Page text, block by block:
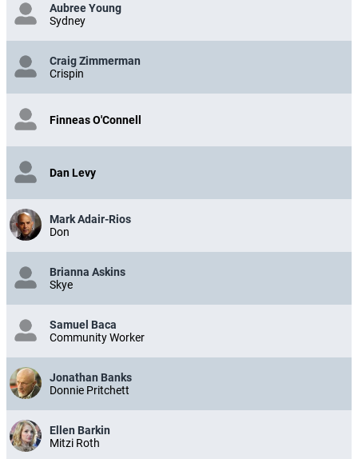
Aubree Young
Sydney
Craig Zimmerman
Crispin
Finneas O'Connell
Dan Levy
Mark Adair-Rios
Don
Brianna Askins
Skye
Samuel Baca
Community Worker
Jonathan Banks
Donnie Pritchett
Ellen Barkin
Mitzi Roth